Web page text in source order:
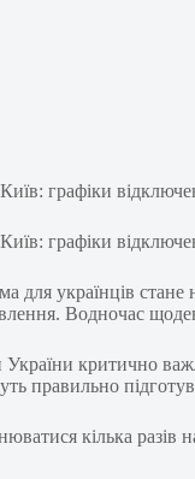
українців
Водночас
критично
правильно
кілька разів